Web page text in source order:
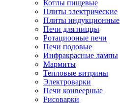
Котлы пищевые
Плиты электрические
Плиты индукционные
Печи для пиццы
Ротациооные печи
Печи подовые
Инфракрасные лампы
Мармиты
Тепловые витрины
Электроварки
Печи конвеерные
Рисоварки